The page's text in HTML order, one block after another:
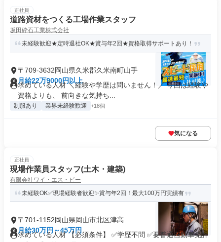
正社員
道路資材をつくる工場作業スタッフ
坂田砕石工業株式会社
未経験歓迎★定時退社OK★賞与年2回★資格取得サポートあり！
〒709-3632岡山県久米郡久米南町山手
月給22万9000円以上
求めている人材 ＼経験や学歴は問いません！／ 今回は経験や
資格よりも、 前向きな気持ち...
制服あり 業界未経験歓迎 +18個
気になる
正社員
現場作業員スタッフ(土木・建築)
有限会社ワイ・エス・ピー
未経験OK✅現場経験者歓迎✨賞与年2回！最大100万円実績有
〒701-1152岡山県岡山市北区津高
月給30万円～45万円
求めている人材 【必須条件】 ✅学歴不問 ✅要普通自動車免許